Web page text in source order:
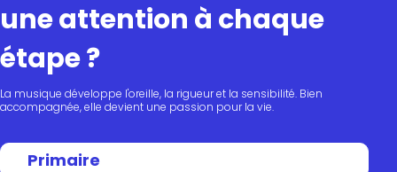
une attention à chaque
étape ?
La musique développe l'oreille, la rigueur et la sensibilité. Bien
accompagnée, elle devient une passion pour la vie.
Primaire